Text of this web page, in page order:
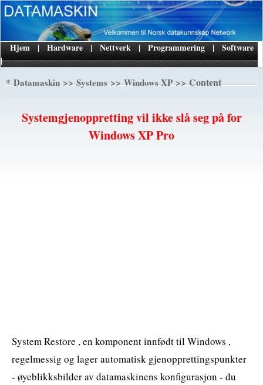
|
Hjem | Hardware | Nettverk | Programmering | Software
*Datamaskin>>Systems>>Windows XP>> Content
Systemgjenoppretting vil ikke slå seg på for
Windows XP Pro
System Restore , en komponent innfødt til Windows ,
regelmessig og lager automatisk gjenopprettingspunkter
- øyeblikksbilder av datamaskinens konfigurasjon - du